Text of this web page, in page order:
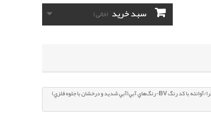
سبد خرید (خالی)
پک خشگير هیوندای النترا/آوانته با کد رنگ BV-رنگ‌هاي آبي(آبي شديد و درخشان با جلوه فلزي)